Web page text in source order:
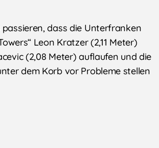
dass die Unterfranken
Leon Kratzer (2,11 Meter)
(2,08 Meter) auflaufen und die
dem Korb vor Probleme stellen